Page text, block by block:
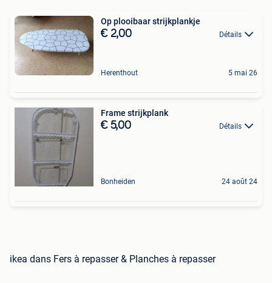
Op plooibaar strijkplankje
€ 2,00 Détails
Herenthout 5 mai 26
Frame strijkplank
€ 5,00 Détails
Bonheiden 24 août 24
ikea dans Fers à repasser & Planches à repasser